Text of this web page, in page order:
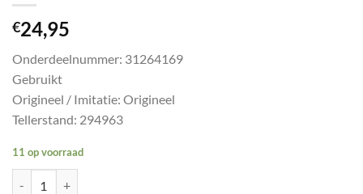
€24,95
Onderdeelnummer: 31264169
Gebruikt
Origineel / Imitatie: Origineel
Tellerstand: 294963
11 op voorraad